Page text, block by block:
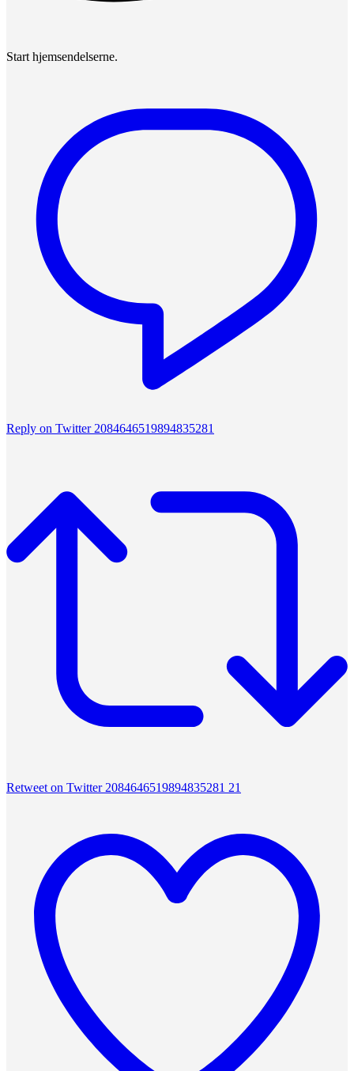
Start hjemsendelserne.
Reply on Twitter 2084646519894835281
Retweet on Twitter 2084646519894835281 21